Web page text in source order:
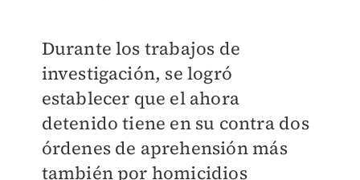
Durante los trabajos de
investigación, se logró
establecer que el ahora
detenido tiene en su contra dos
órdenes de aprehensión más
también por homicidios